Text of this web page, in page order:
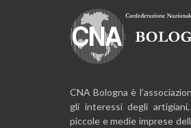
CNA Bologna è
gli interessi degli
piccole e medie imprese